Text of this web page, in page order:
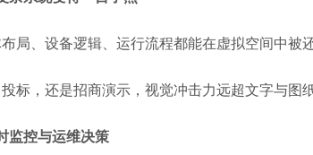
局、设备逻辑、运行流程都能在虚拟空间中被还
标，还是招商演示，视觉冲击力远超文字与图纸
监控与运维决策